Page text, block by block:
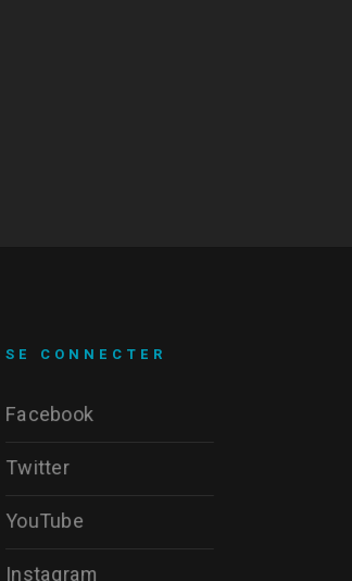
SE CONNECTER
Facebook
Twitter
YouTube
Instagram